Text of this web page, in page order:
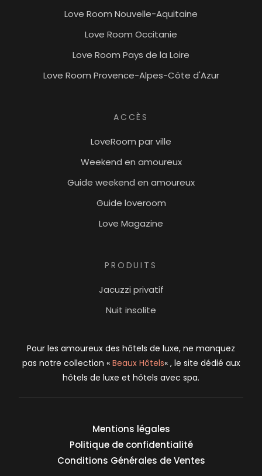
Love Room Nouvelle-Aquitaine
Love Room Occitanie
Love Room Pays de la Loire
Love Room Provence-Alpes-Côte d'Azur
ACCÈS
LoveRoom par ville
Weekend en amoureux
Guide weekend en amoureux
Guide loveroom
Love Magazine
PRODUITS
Jacuzzi privatif
Nuit insolite
Pour les amoureux des hôtels de luxe, ne manquez
pas notre collection « Beaux Hôtels« , le site dédié aux
hôtels de luxe et hôtels avec spa.
Mentions légales
Politique de confidentialité
Conditions Générales de Ventes